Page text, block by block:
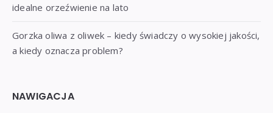
idealne orzeźwienie na lato
Gorzka oliwa z oliwek – kiedy świadczy o wysokiej jakości,
a kiedy oznacza problem?
NAWIGACJA